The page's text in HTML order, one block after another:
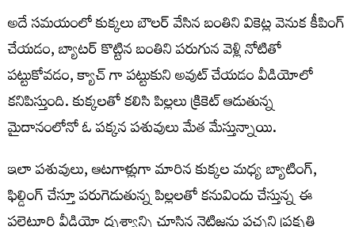
అదే సమయంలో కుక్కలు బౌలర్ వేసిన బంతిని వికెట్ల వెనుక కీపింగ్
చేయడం, బ్యాటర్ కొట్టిన బంతిని పరుగున వెళ్లి నోటితో
పట్టుకోవడం, క్యాచ్ గా పట్టుకుని అవుట్ చేయడం వీడియోలో
కనిపిస్తుంది. కుక్కలతో కలిసి పిల్లలు క్రికెట్ ఆడుతున్న
మైదానంలోనో ఓ పక్కన పశువులు మేత మేస్తున్నాయి.
ఇలా పశువులు, ఆటగాళ్లుగా మారిన కుక్కల మధ్య బ్యాటింగ్,
ఫిల్డింగ్ చేస్తూ పరుగెడుతున్న పిల్లలతో కనువిందు చేస్తున్న ఈ